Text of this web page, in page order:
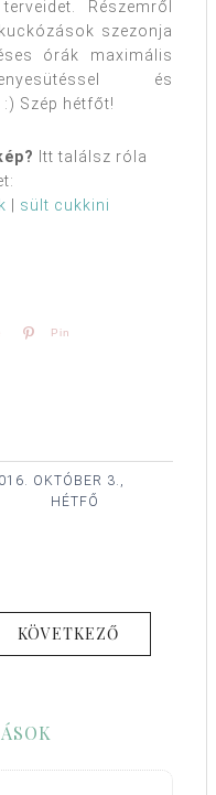
Részemről
szezonja
órák maximális
és
Szép hétfőt!
Itt találsz róla
sült cukkini
Pin
OKTÓBER 3.,
HÉTFŐ
KÖVETKEZŐ